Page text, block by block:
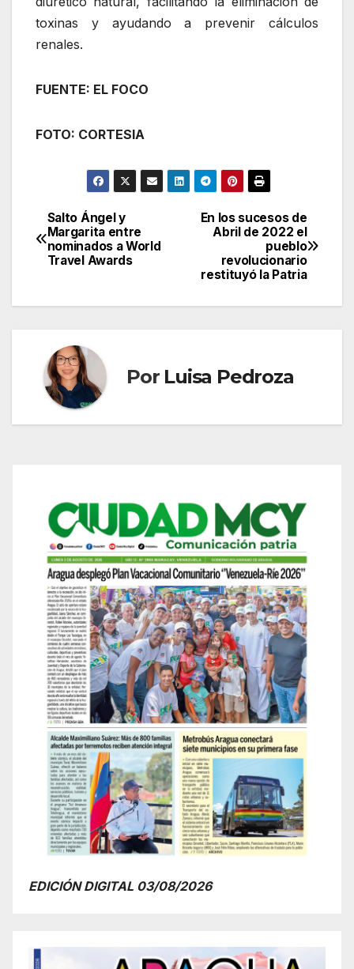
toxinas y ayudando a prevenir cálculos
renales.
FUENTE: EL FOCO
FOTO: CORTESIA
Navegación
de
En los sucesos de
Abril de 2022 el
pueblo
revolucionario
restituyó la Patria
Salto Ángel y
Margarita entre
nominados a World
Travel Awards
Por Luisa Pedroza
EDICIÓN DIGITAL 03/08/2026